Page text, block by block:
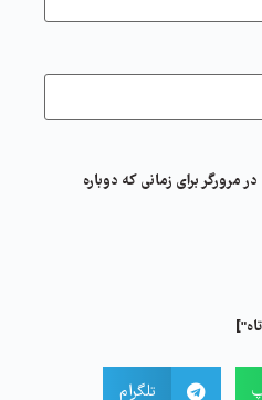
مرورگر برای زمانی که دوباره
تلگرام